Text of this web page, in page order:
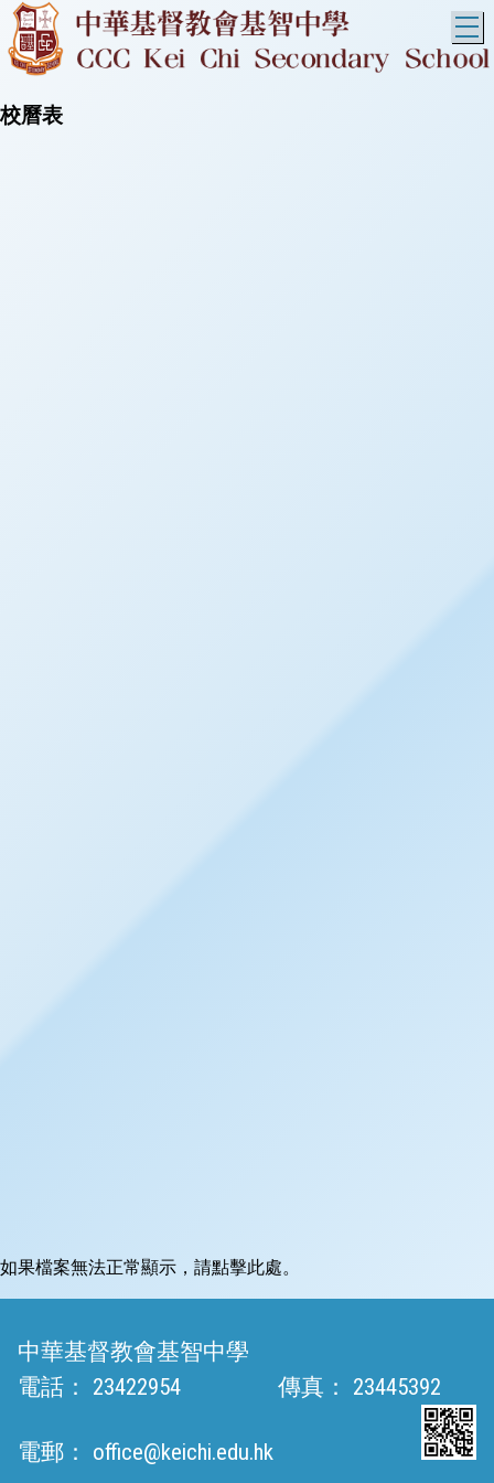
校曆表
如果檔案無法正常顯示，請點擊此處。
中華基督教會基智中學
電話：
23422954 傳真： 23445392
電郵： office@keichi.edu.hk